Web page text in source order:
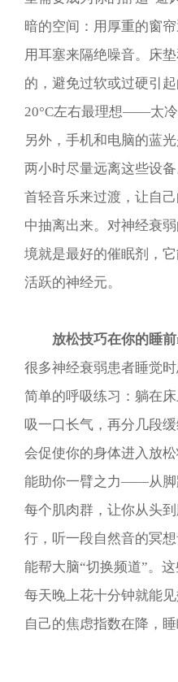
暗的空间：用厚重的窗
用耳塞来隔绝噪音。床
的，避免过软或过硬引
20°C左右最理想——太冷
另外，手机和电脑的蓝
两小时尽量远离这些设
首轻音乐来过渡，让自
中抽离出来。对神经衰
境就是最好的催眠剂，
活跃的神经元。
放松技巧在你的睡
很多神经衰弱患者睡觉
简单的呼吸练习：躺在
吸一口长气，再分几段
会促使你的身体进入放
能助你一臂之力——从脚
每个肌肉群，让你从头
行，听一段自然音的冥
能帮大脑“切换频道”。
每天晚上花十分钟就能
自己的焦虑指数在降，睡